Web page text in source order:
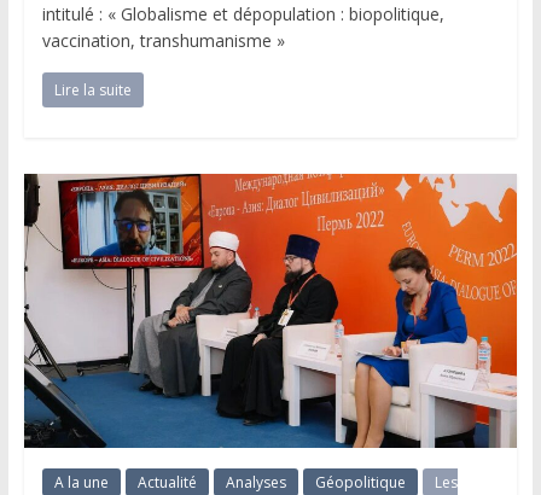
intitulé : « Globalisme et dépopulation : biopolitique,
vaccination, transhumanisme »
Lire la suite
A la une Actualité Analyses Géopolitique Les